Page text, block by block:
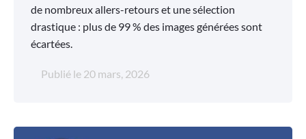
de nombreux allers-retours et une sélection
drastique : plus de 99 % des images générées sont
écartées.
Publié le 20 mars, 2026